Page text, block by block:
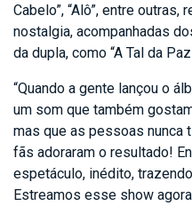
Cabelo”, “Alô”, entre outras,
nostalgia, acompanhadas
da dupla, como “A Tal da
“Quando a gente lançou o
um som que também
mas que as pessoas nunca
fãs adoraram o resultado!
espetáculo, inédito,
Estreamos esse show